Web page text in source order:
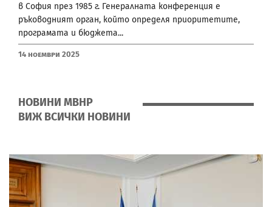
в София през 1985 г. Генералната конференция e
ръководният орган, който определя приоритетите,
програмата и бюджета...
14 Ноември 2025
НОВИНИ МВНР
ВИЖ ВСИЧКИ НОВИНИ